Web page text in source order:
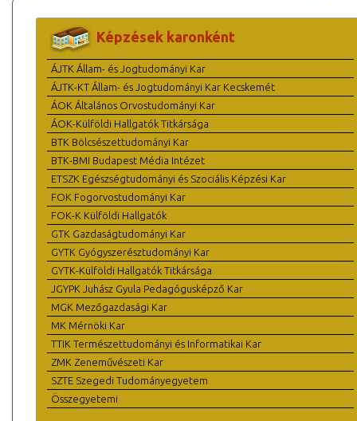
Képzések karonként
ÁJTK Állam- és Jogtudományi Kar
ÁJTK-KT Állam- és Jogtudományi Kar Kecskemét
ÁOK Általános Orvostudományi Kar
ÁOK-Külföldi Hallgatók Titkársága
BTK Bölcsészettudományi Kar
BTK-BMI Budapest Média Intézet
ETSZK Egészségtudományi és Szociális Képzési Kar
FOK Fogorvostudományi Kar
FOK-K Külföldi Hallgatók
GTK Gazdaságtudományi Kar
GYTK Gyógyszerésztudományi Kar
GYTK-Külföldi Hallgatók Titkársága
JGYPK Juhász Gyula Pedagógusképző Kar
MGK Mezőgazdasági Kar
MK Mérnöki Kar
TTIK Természettudományi és Informatikai Kar
ZMK Zeneművészeti Kar
SZTE Szegedi Tudományegyetem
Összegyetemi